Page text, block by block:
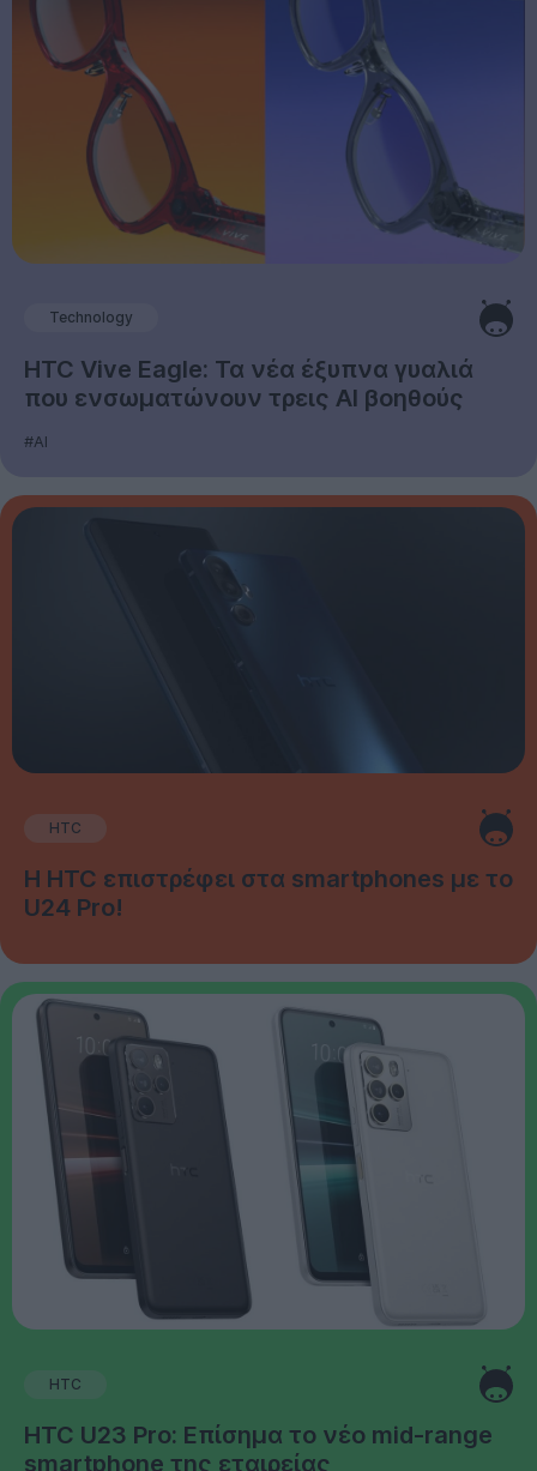
Technology
HTC Vive Eagle: Τα νέα έξυπνα γυαλιά
που ενσωματώνουν τρεις AI βοηθούς
#AI
HTC
Η HTC επιστρέφει στα smartphones με το
U24 Pro!
HTC
HTC U23 Pro: Επίσημα το νέο mid-range
smartphone της εταιρείας